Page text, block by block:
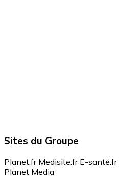
Sites du Groupe
Planet.fr Medisite.fr E-santé.fr
Planet Media